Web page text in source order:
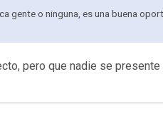
gente o ninguna, es una buena
pero que nadie se